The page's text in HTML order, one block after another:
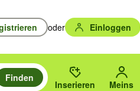
oder Einloggen
und mit Eingabetaste
zu suchen, oder Vorschläge mit
Orts oder PLZ.
Finden
Inserieren Meins